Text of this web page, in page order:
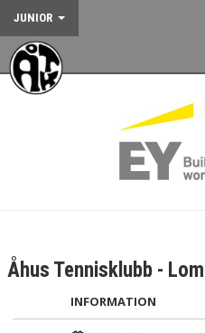
JUNIOR
HEM
Åhus Tennisklubb -
INFORMATION